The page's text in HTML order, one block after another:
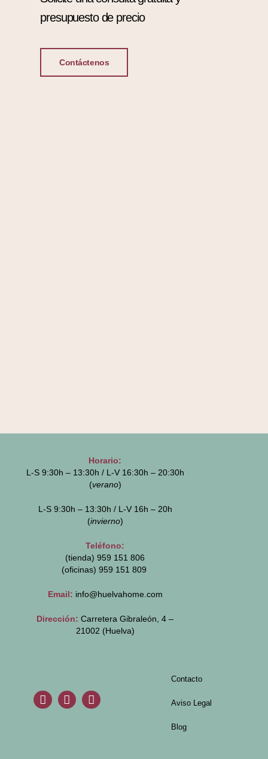
presupuesto de precio
Contáctenos
Horario:
L-S 9:30h – 13:30h / L-V 16:30h – 20:30h
(verano)
L-S 9:30h – 13:30h / L-V 16h – 20h
(invierno)
Teléfono:
(tienda) 959 151 806
(oficinas) 959 151 809
Email: info@huelvahome.com
Dirección: Carretera Gibraleón, 4 –
21002 (Huelva)
Contacto
Aviso Legal
Blog